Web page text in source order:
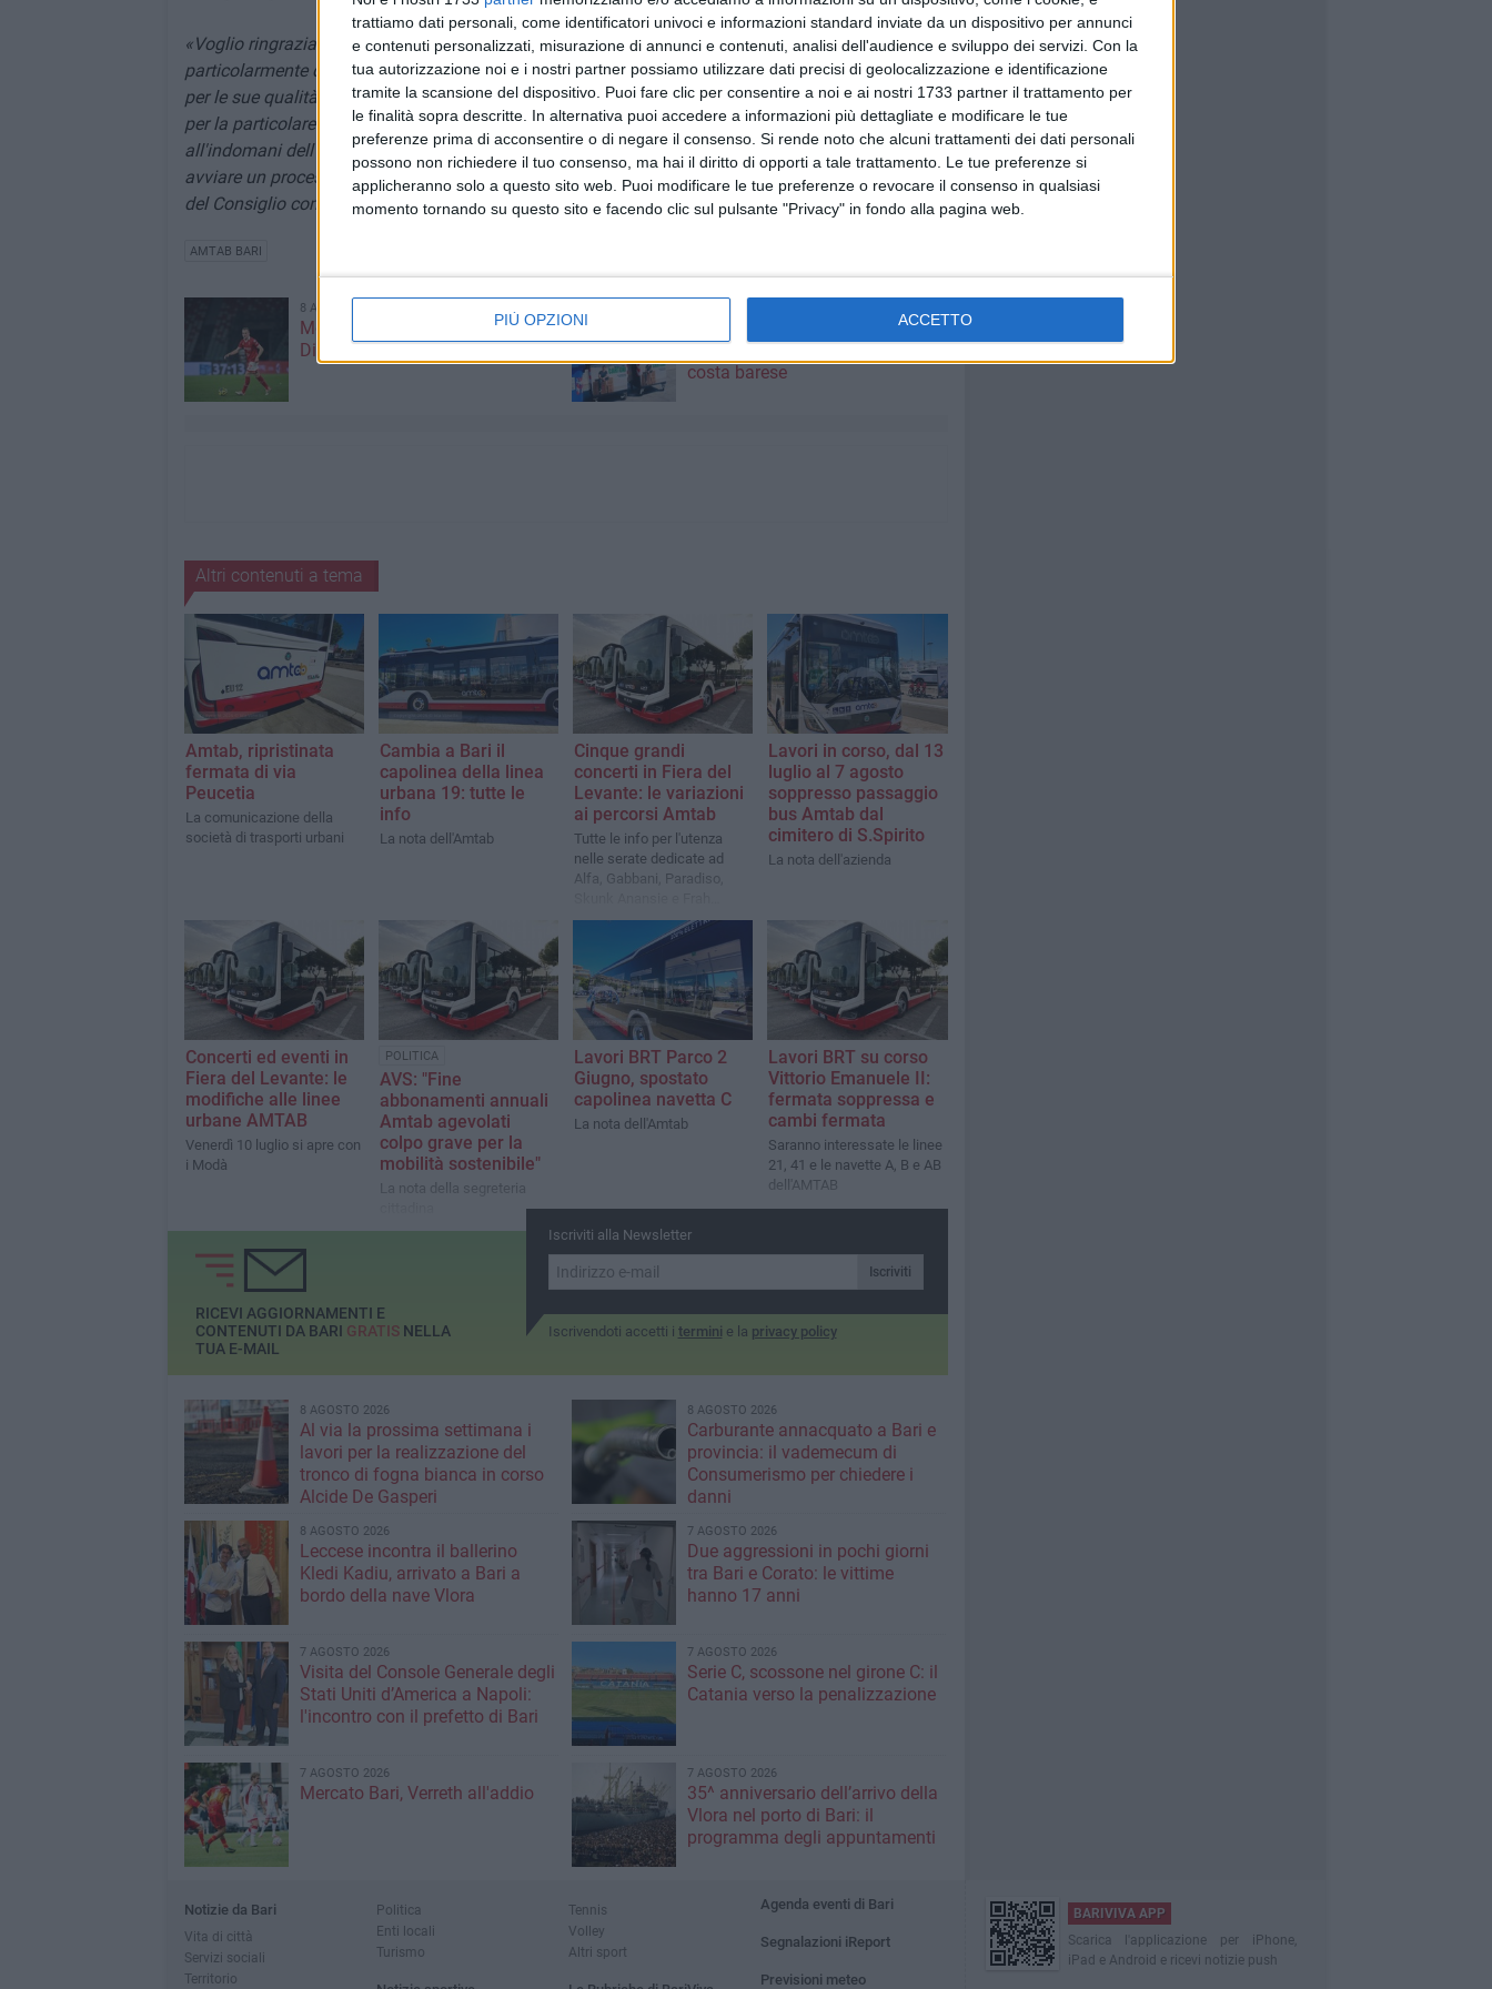
trattiamo dati personali, come identificatori univoci e informazioni standard inviate da un dispositivo per annunci
e contenuti personalizzati, misurazione di annunci e contenuti, analisi dell'audience e sviluppo dei servizi. Con la
tua autorizzazione noi e i nostri partner possiamo utilizzare dati precisi di geolocalizzazione e identificazione
tramite la scansione del dispositivo. Puoi fare clic per consentire a noi e ai nostri 1733 partner il trattamento per
le finalità sopra descritte. In alternativa puoi accedere a informazioni più dettagliate e modificare le tue
preferenze prima di acconsentire o di negare il consenso. Si rende noto che alcuni trattamenti dei dati personali
possono non richiedere il tuo consenso, ma hai il diritto di opporti a tale trattamento. Le tue preferenze si
applicheranno solo a questo sito web. Puoi modificare le tue preferenze o revocare il consenso in qualsiasi
momento tornando su questo sito e facendo clic sul pulsante "Privacy" in fondo alla pagina web.
PIÙ OPZIONI ACCETTO
«Voglio ringraziare la professoressa Angela Donvito- commenta il sindaco -per il lavoro
particolarmente delicato svolto in quest'ultimo anno all'interno dell'Amtab. La voglio ringraziare
per le sue qualità professionali e per lo spirito di servizio dimostrato. In ultimo, voglio ringraziarla
per la particolare sensibilità dimostrata nell'aver deciso di presentare le sue dimissioni
all'indomani dell'approvazione dei nuovi Indirizzi per le nomine, consentendo al Comune di
avviare un processo di rinnovamento nei vertici delle partecipate, conforme alle nuove indicazioni
del Consiglio comunale».
AMTAB BARI
8 AGOSTO 2026
Mercato in uscita, anche
Dickmann lascia Bari
"Aiutaci a fare i cartoni", parte la
campagna per la raccolta sulla
costa barese
Altri contenuti a tema
Amtab, ripristinata
fermata di via
Peucetia
La comunicazione della
società di trasporti urbani
Cambia a Bari il
capolinea della linea
urbana 19: tutte le
info
La nota dell'Amtab
Cinque grandi
concerti in Fiera del
Levante: le variazioni
ai percorsi Amtab
Tutte le info per l'utenza
nelle serate dedicate ad
Alfa, Gabbani, Paradiso,
Quintale
Lavori in corso, dal 13
luglio al 7 agosto
soppresso passaggio
bus Amtab dal
cimitero di S.Spirito
La nota dell'azienda
Concerti ed eventi in
Fiera del Levante: le
modifiche alle linee
urbane AMTAB
Venerdì 10 luglio si apre con
i Modà
POLITICA
AVS: "Fine
abbonamenti annuali
Amtab agevolati
colpo grave per la
mobilità sostenibile"
La nota della segreteria
Lavori BRT Parco 2
Giugno, spostato
capolinea navetta C
La nota dell'Amtab
Lavori BRT su corso
Vittorio Emanuele II:
fermata soppressa e
cambi fermata
Saranno interessate le linee
21, 41 e le navette A, B e AB
dell'AMTAB
Iscriviti alla Newsletter
Iscriviti
Iscrivendoti accetti i termini e la privacy policy
RICEVI AGGIORNAMENTI E
CONTENUTI DA BARI GRATISNELLA
TUA E-MAIL
8 AGOSTO 2026
Al via la prossima settimana i
lavori per la realizzazione del
tronco di fogna bianca in corso
Alcide De Gasperi
8 AGOSTO 2026
Carburante annacquato a Bari e
provincia: il vademecum di
Consumerismo per chiedere i
danni
8 AGOSTO 2026
Leccese incontra il ballerino
Kledi Kadiu, arrivato a Bari a
bordo della nave Vlora
7 AGOSTO 2026
Due aggressioni in pochi giorni
tra Bari e Corato: le vittime
hanno 17 anni
7 AGOSTO 2026
Visita del Console Generale degli
Stati Uniti d’America a Napoli:
l'incontro con il prefetto di Bari
7 AGOSTO 2026
Serie C, scossone nel girone C: il
Catania verso la penalizzazione
7 AGOSTO 2026
Mercato Bari, Verreth all'addio
7 AGOSTO 2026
35^ anniversario dell’arrivo della
Vlora nel porto di Bari: il
programma degli appuntamenti
Notizie da Bari
Vita di città
Servizi sociali
Territorio
Politica
Enti locali
Turismo
Tennis
Volley
Altri sport
Agenda eventi di Bari
Segnalazioni iReport
Previsioni meteo
BARIVIVA APP
Scarica l'applicazione per iPhone,
iPad e Android e ricevi notizie push